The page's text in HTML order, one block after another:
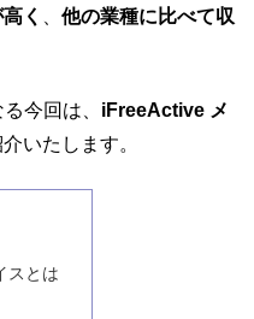
く
他の業種に比べて収
今回は、 iFreeActive メ
いたします。
スとは